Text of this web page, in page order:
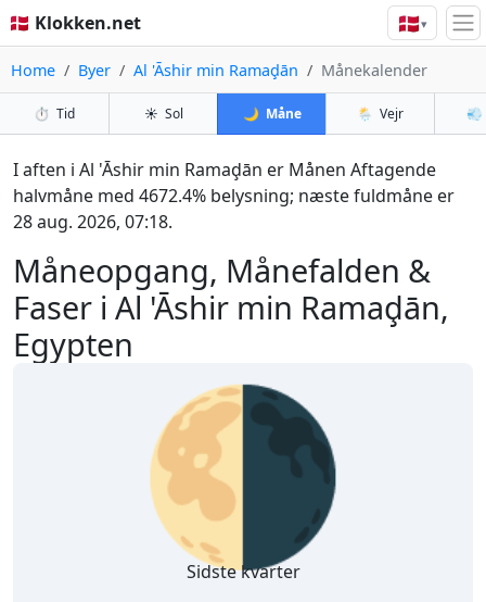
🇩🇰 Klokken.net 🇩🇰▾
Home Byer Al 'Āshir min Ramaḑān Månekalender
⏱️ Tid ☀️ Sol 🌙 Måne 🌦️ Vejr 💨
Måneopgang, Månefalden &
Faser i Al 'Āshir min Ramaḑān,
Egypten
I aften i Al 'Āshir min Ramaḑān er Månen Aftagende
halvmåne med 4672.4% belysning; næste fuldmåne er
28 aug. 2026, 07:18.
🌗
Sidste kvarter